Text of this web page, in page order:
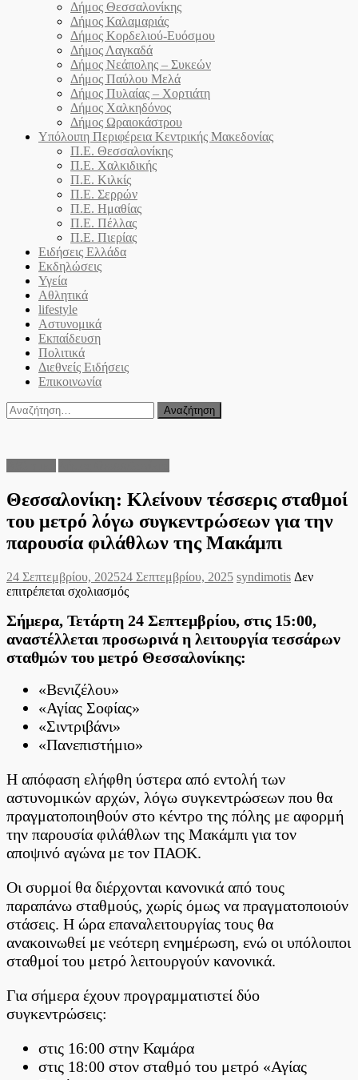
Δήμος Θεσσαλονίκης
Δήμος Καλαμαριάς
Δήμος Κορδελιού-Ευόσμου
Δήμος Λαγκαδά
Δήμος Νεάπολης – Συκεών
Δήμος Παύλου Μελά
Δήμος Πυλαίας – Χορτιάτη
Δήμος Χαλκηδόνος
Δήμος Ωραιοκάστρου
Υπόλοιπη Περιφέρεια Κεντρικής Μακεδονίας
Π.Ε. Θεσσαλονίκης
Π.Ε. Χαλκιδικής
Π.Ε. Κιλκίς
Π.Ε. Σερρών
Π.Ε. Ημαθίας
Π.Ε. Πέλλας
Π.Ε. Πιερίας
Ειδήσεις Ελλάδα
Εκδηλώσεις
Υγεία
Αθλητικά
lifestyle
Αστυνομικά
Εκπαίδευση
Πολιτικά
Διεθνείς Ειδήσεις
Επικοινωνία
Αναζήτηση
για:
Θεσσαλονίκη: Κλείνουν τέσσερις σταθμοί
του μετρό λόγω συγκεντρώσεων για την
παρουσία φιλάθλων της Μακάμπι
Posted
on
24 Σεπτεμβρίου, 202524 Σεπτεμβρίου, 2025 Author
syndimotis Δεν
επιτρέπεται σχολιασμόςστο
Κλείνουν
τέσσερις
σταθμοί
του
συγκεντρώσεων
για
παρουσία
της
Μακάμπι
Σήμερα, Τετάρτη 24 Σεπτεμβρίου, στις 15:00,
αναστέλλεται προσωρινά η λειτουργία τεσσάρων
σταθμών του μετρό Θεσσαλονίκης:
«Βενιζέλου»
«Αγίας Σοφίας»
«Σιντριβάνι»
«Πανεπιστήμιο»
Η απόφαση ελήφθη ύστερα από εντολή των
αστυνομικών αρχών, λόγω συγκεντρώσεων που θα
πραγματοποιηθούν στο κέντρο της πόλης με αφορμή
την παρουσία φιλάθλων της Μακάμπι για τον
αποψινό αγώνα με τον ΠΑΟΚ.
Οι συρμοί θα διέρχονται κανονικά από τους
παραπάνω σταθμούς, χωρίς όμως να πραγματοποιούν
στάσεις. Η ώρα επαναλειτουργίας τους θα
ανακοινωθεί με νεότερη ενημέρωση, ενώ οι υπόλοιποι
σταθμοί του μετρό λειτουργούν κανονικά.
Για σήμερα έχουν προγραμματιστεί δύο
συγκεντρώσεις:
στις 16:00 στην Καμάρα
στις 18:00 στον σταθμό του μετρό «Αγίας